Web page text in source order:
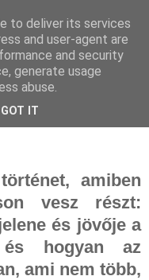
amiben
vesz részt:
és jövője a
hogyan az
ami nem több,
to deliver its services
and user-agent are
and security
generate usage
abuse.
GOT IT